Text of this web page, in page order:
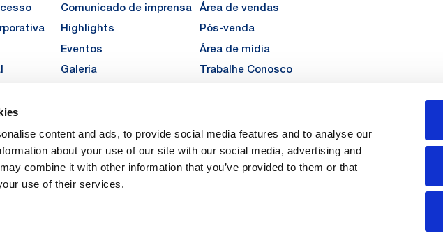
content and ads, to provide social media features and to analyse our
about your use of our site with our social media, advertising and
combine it with other information that you’ve provided to them or that
use of their services.
Carreiras
Comunicado de imprensa
Highlights
Eventos
Galeria
Área de vendas
Pós-venda
Área de mídia
Trabalhe Conosco
LinkedIn
Instagram
YouTube